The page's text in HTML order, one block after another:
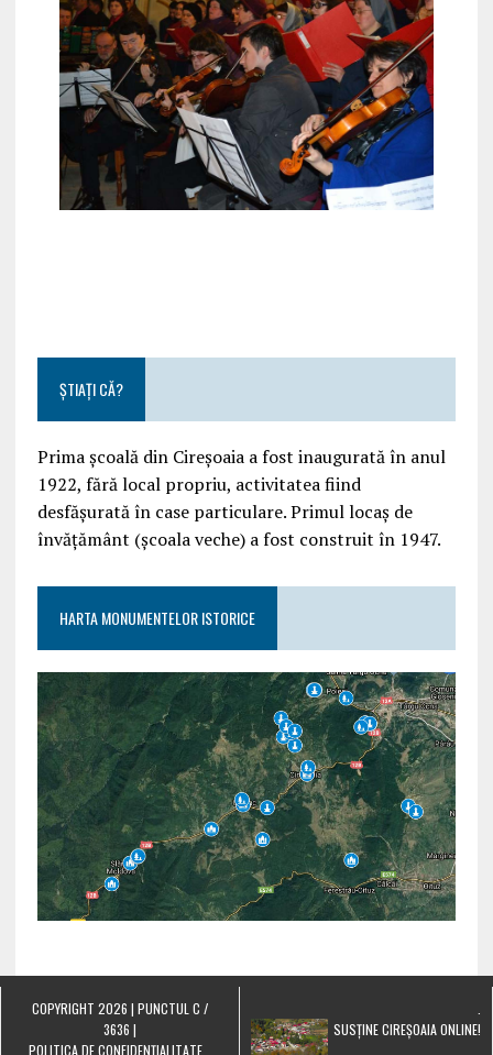
ȘTIAȚI CĂ?
Prima școală din Cireșoaia a fost inaugurată în anul
1922, fără local propriu, activitatea fiind
desfășurată în case particulare. Primul locaș de
învățământ (școala veche) a fost construit în 1947.
HARTA MONUMENTELOR ISTORICE
COPYRIGHT 2026 | PUNCTUL C /
3636 |
POLITICA DE CONFIDENȚIALITATE
SUSȚINE CIREȘOAIA ONLINE!